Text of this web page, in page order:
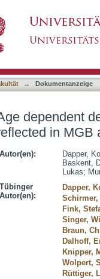
→ Dokumentanzeige
dependent
in MGB
Autor(en):
Dapper,
Baskent,
Lukas;
Tübinger
Autor(en):
Dapper,
Schirmer,
Fink,
Singer,
Braun,
Dalhoff,
Knipper,
Wolpert,
Rüttiger,